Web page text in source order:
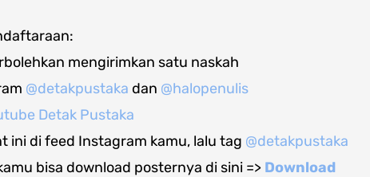
mengirimkan satu naskah
@detakpustaka dan @halopenulis
Detak Pustaka
ini di feed Instagram kamu, lalu tag @detakpustaka
bisa download posternya di sini => Download